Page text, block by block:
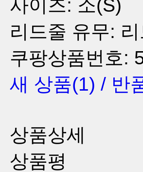
사이즈: 소(S)
리드줄 유무:
쿠팡상품번호:
새 상품(1) / 반
상품상세
상품평